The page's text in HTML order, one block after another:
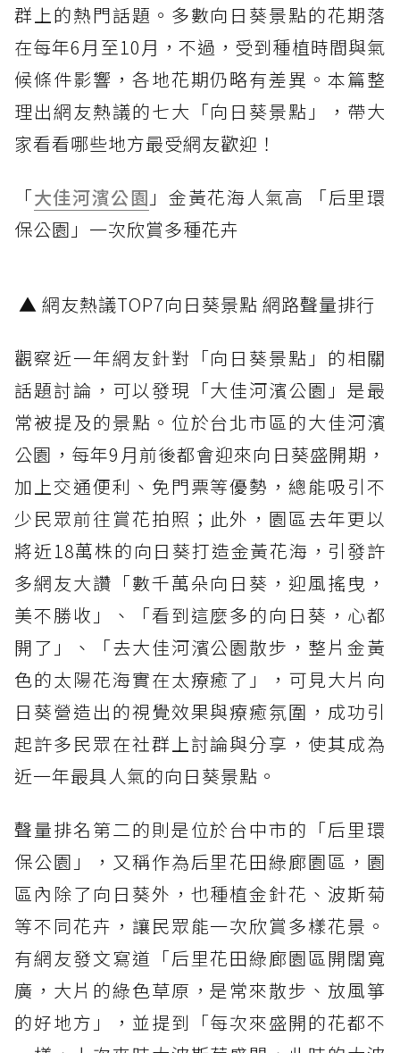
群上的熱門話題。多數向日葵景點的花期落
在每年6月至10月，不過，受到種植時間與氣
候條件影響，各地花期仍略有差異。本篇整
理出網友熱議的七大「向日葵景點」，帶大
家看看哪些地方最受網友歡迎！
「大佳河濱公園 」金黃花海人氣高 「后里環
保公園」一次欣賞多種花卉
▲ 網友熱議TOP7向日葵景點 網路聲量排行
觀察近一年網友針對「向日葵景點」的相關
話題討論，可以發現「大佳河濱公園」是最
常被提及的景點。位於台北市區的大佳河濱
公園，每年9月前後都會迎來向日葵盛開期，
加上交通便利、免門票等優勢，總能吸引不
少民眾前往賞花拍照；此外，園區去年更以
將近18萬株的向日葵打造金黃花海，引發許
多網友大讚「數千萬朵向日葵，迎風搖曳，
美不勝收」、「看到這麼多的向日葵，心都
開了」、「去大佳河濱公園散步，整片金黃
色的太陽花海實在太療癒了」，可見大片向
日葵營造出的視覺效果與療癒氛圍，成功引
起許多民眾在社群上討論與分享，使其成為
近一年最具人氣的向日葵景點。
聲量排名第二的則是位於台中市的「后里環
保公園」，又稱作為后里花田綠廊園區，園
區內除了向日葵外，也種植金針花、波斯菊
等不同花卉，讓民眾能一次欣賞多樣花景。
有網友發文寫道「后里花田綠廊園區開闊寬
廣，大片的綠色草原，是常來散步、放風箏
的好地方」，並提到「每次來盛開的花都不